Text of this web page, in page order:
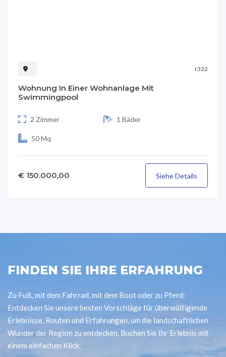
r332
Wohnung In Einer Wohnanlage Mit
Swimmingpool
2 Zimmer 1 Bäder
50 Mq
€ 150.000,00 Siehe Details
FINDEN SIE IHRE ERFAHRUNG
Zu Fuß, mit dem Fahrrad, mit dem Boot oder zu Pferd:
Entdecken Sie unsere besten Vorschläge für überwältigende
Erlebnisse, Routen und Erfahrungen, um die landschaftlichen
Wunder der Region zu entdecken. Buchen Sie Ihr Erlebnis mit
einem einfachen Klick.